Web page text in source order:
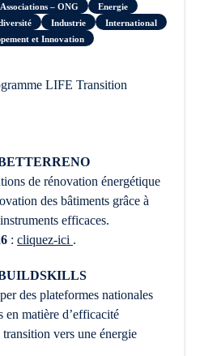
– ONG
Energie
Industrie
International
et Innovation
de rénovation énergétique
des bâtiments grâce à
efficaces.
: cliquez-ici .
des plateformes nationales
en matière d’efficacité
vers une énergie